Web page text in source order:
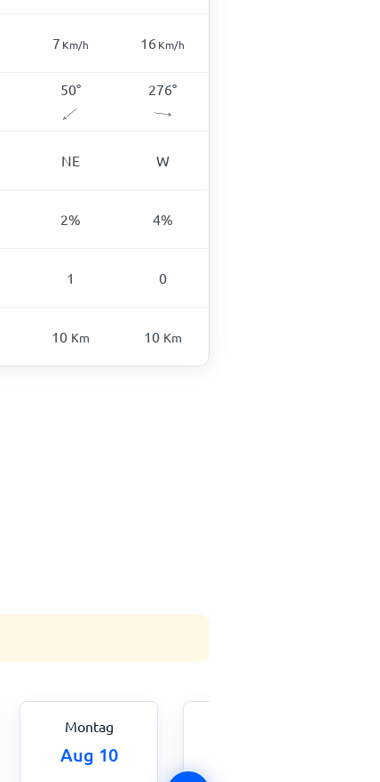
7 Km/h 16Km/h
50° 276°
NE W
2% 4%
1 0
10 Km 10 Km
Montag
Aug 10